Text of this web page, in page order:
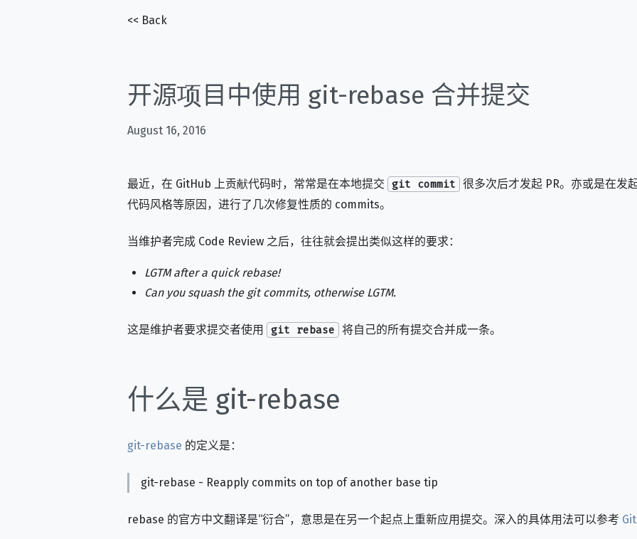
<< Back
开源项目中使用 git-rebase 合并提交
August 16, 2016
最近，在 GitHub 上贡献代码时，常常是在本地提交 git commit
很多次后才发起 PR。亦或是在发
代码风格等原因，进行了几次修复性质的 commits。
当维护者完成 Code Review 之后，往往就会提出类似这样的要求：
LGTM after a quick rebase!
Can you squash the git commits, otherwise LGTM.
这是维护者要求提交者使用 git rebase 将自己的所有提交合并成一条。
什么是 git-rebase
git-rebase 的定义是：
git-rebase - Reapply commits on top of another base tip
rebase 的官方中文翻译是“衍合”，意思是在另一个起点上重新应用提交。深入的具体用法可以参考